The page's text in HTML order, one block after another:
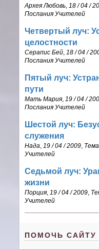
Архея Любовь 18 / 04 /
Послания Учителей
Четвертый луч:
целостности
Серапис Бей 18 / 04 /
Послания Учителей
Пятый луч:
пути
Мать Мария 19 / 04 /
Послания Учителей
Шестой луч:
служения
Нада 19 / 04 / 2009
Учителей
Седьмой луч:
жизни
Порция 19 / 04 / 2009
Учителей
ПОМОЧЬ САЙТУ